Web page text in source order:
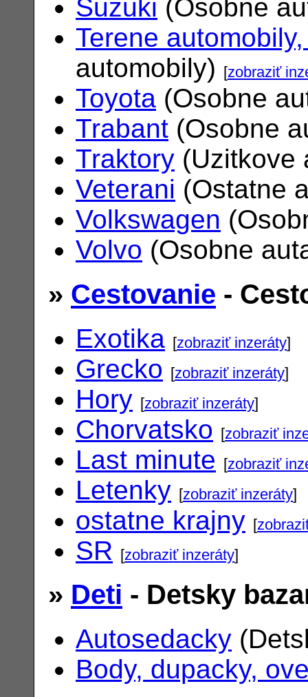
Suzuki (Osobne
Terene
automobily)
[zobraziť
Toyota (Osobne
Trabant (Osobne
Traktory (Uzitkove
Veterani (Ostatne
Volkswagen
Volvo (Osobne
» Cestovanie -
Exotika [zobraziť inzeráty]
Grecko [zobraziť inzeráty]
Hory [zobraziť inzeráty]
Chorvatsko [zobraziť
Last minute [zobraziť
Letenky [zobraziť inzeráty]
ostatne krajny [
SR [zobraziť inzeráty]
» Deti - Detsky
Autosedacky
Body, dupacky,